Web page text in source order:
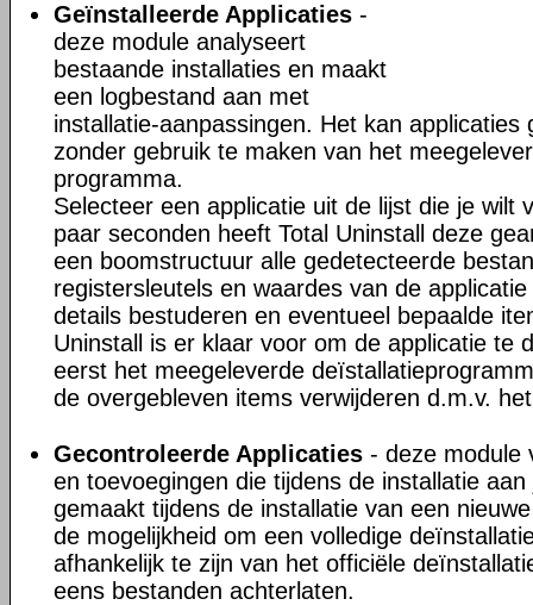
Geïnstalleerde Applicaties -
deze module analyseert
bestaande installaties en maakt
een logbestand aan met
installatie-aanpassingen. Het kan applicaties
zonder gebruik te maken van het
programma.
Selecteer een applicatie uit de lijst die je wilt
paar seconden heeft Total Uninstall deze
een boomstructuur alle gedetecteerde
registersleutels en waardes van de
details bestuderen en eventueel bepaalde
Uninstall is er klaar voor om de applicatie te
eerst het meegeleverde
de overgebleven items verwijderen d.m.v.
Gecontroleerde Applicaties - deze module
en toevoegingen die tijdens de installatie
gemaakt tijdens de installatie van een
de mogelijkheid om een volledige
afhankelijk te zijn van het officiële
eens bestanden achterlaten.